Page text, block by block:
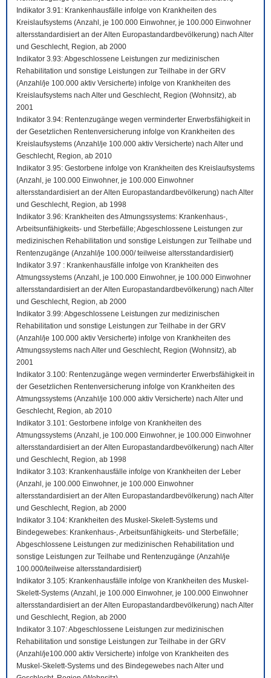
Indikator 3.91: Krankenhausfälle infolge von Krankheiten des
Kreislaufsystems (Anzahl, je 100.000 Einwohner, je 100.000 Einwohner
altersstandardisiert an der Alten Europastandardbevölkerung) nach Alter
und Geschlecht, Region, ab 2000
Indikator 3.93: Abgeschlossene Leistungen zur medizinischen
Rehabilitation und sonstige Leistungen zur Teilhabe in der GRV
(Anzahl/je 100.000 aktiv Versicherte) infolge von Krankheiten des
Kreislaufsystems nach Alter und Geschlecht, Region (Wohnsitz), ab
2001
Indikator 3.94: Rentenzugänge wegen verminderter Erwerbsfähigkeit in
der Gesetzlichen Rentenversicherung infolge von Krankheiten des
Kreislaufsystems (Anzahl/je 100.000 aktiv Versicherte) nach Alter und
Geschlecht, Region, ab 2010
Indikator 3.95: Gestorbene infolge von Krankheiten des Kreislaufsystems
(Anzahl, je 100.000 Einwohner, je 100.000 Einwohner
altersstandardisiert an der Alten Europastandardbevölkerung) nach Alter
und Geschlecht, Region, ab 1998
Indikator 3.96: Krankheiten des Atmungssystems: Krankenhaus-,
Arbeitsunfähigkeits- und Sterbefälle; Abgeschlossene Leistungen zur
medizinischen Rehabilitation und sonstige Leistungen zur Teilhabe und
Rentenzugänge (Anzahl/je 100.000/ teilweise altersstandardisiert)
Indikator 3.97 : Krankenhausfälle infolge von Krankheiten des
Atmungssystems (Anzahl, je 100.000 Einwohner, je 100.000 Einwohner
altersstandardisiert an der Alten Europastandardbevölkerung) nach Alter
und Geschlecht, Region, ab 2000
Indikator 3.99: Abgeschlossene Leistungen zur medizinischen
Rehabilitation und sonstige Leistungen zur Teilhabe in der GRV
(Anzahl/je 100.000 aktiv Versicherte) infolge von Krankheiten des
Atmungssystems nach Alter und Geschlecht, Region (Wohnsitz), ab
2001
Indikator 3.100: Rentenzugänge wegen verminderter Erwerbsfähigkeit in
der Gesetzlichen Rentenversicherung infolge von Krankheiten des
Atmungssystems (Anzahl/je 100.000 aktiv Versicherte) nach Alter und
Geschlecht, Region, ab 2010
Indikator 3.101: Gestorbene infolge von Krankheiten des
Atmungssystems (Anzahl, je 100.000 Einwohner, je 100.000 Einwohner
altersstandardisiert an der Alten Europastandardbevölkerung) nach Alter
und Geschlecht, Region, ab 1998
Indikator 3.103: Krankenhausfälle infolge von Krankheiten der Leber
(Anzahl, je 100.000 Einwohner, je 100.000 Einwohner
altersstandardisiert an der Alten Europastandardbevölkerung) nach Alter
und Geschlecht, Region, ab 2000
Indikator 3.104: Krankheiten des Muskel-Skelett-Systems und
Bindegewebes: Krankenhaus-, Arbeitsunfähigkeits- und Sterbefälle;
Abgeschlossene Leistungen zur medizinischen Rehabilitation und
sonstige Leistungen zur Teilhabe und Rentenzugänge (Anzahl/je
100.000/teilweise altersstandardisiert)
Indikator 3.105: Krankenhausfälle infolge von Krankheiten des Muskel-
Skelett-Systems (Anzahl, je 100.000 Einwohner, je 100.000 Einwohner
altersstandardisiert an der Alten Europastandardbevölkerung) nach Alter
und Geschlecht, Region, ab 2000
Indikator 3.107: Abgeschlossene Leistungen zur medizinischen
Rehabilitation und sonstige Leistungen zur Teilhabe in der GRV
(Anzahl/je100.000 aktiv Versicherte) infolge von Krankheiten des
Muskel-Skelett-Systems und des Bindegewebes nach Alter und